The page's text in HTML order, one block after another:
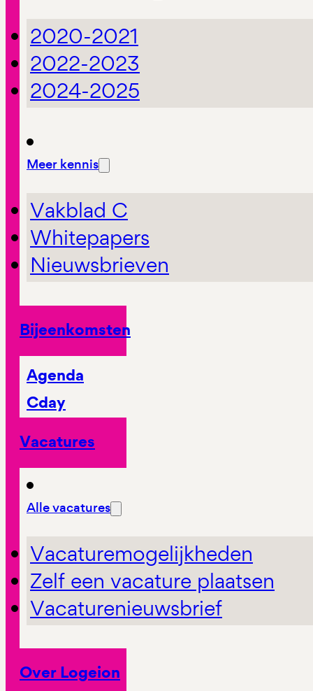
2020-2021
2022-2023
2024-2025
Meer kennis
Vakblad C
Whitepapers
Nieuwsbrieven
Bijeenkomsten
Agenda
Cday
Vacatures
Alle vacatures
Vacaturemogelijkheden
Zelf een vacature plaatsen
Vacaturenieuwsbrief
Over Logeion